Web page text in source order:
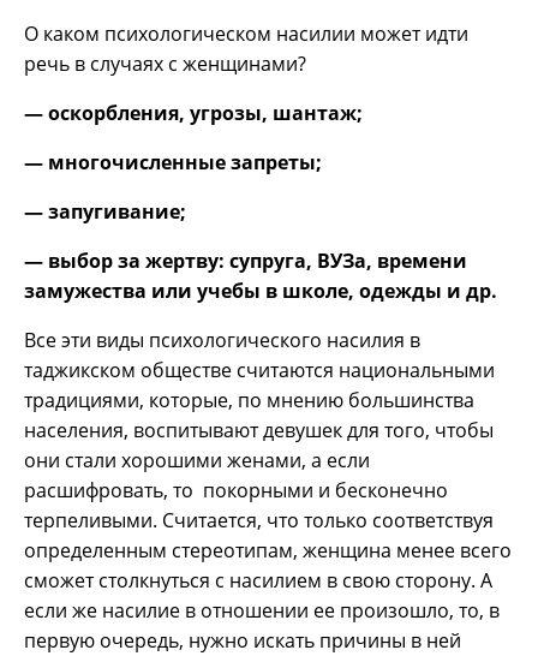
О каком психологическом насилии может идти
речь в случаях с женщинами?
— оскорбления, угрозы, шантаж;
— многочисленные запреты;
— запугивание;
— выбор за жертву: супруга, ВУЗа, времени
замужества или учебы в школе, одежды и др.
Все эти виды психологического насилия в
таджикском обществе считаются национальными
традициями, которые, по мнению большинства
населения, воспитывают девушек для того, чтобы
они стали хорошими женами, а если
расшифровать, то покорными и бесконечно
терпеливыми. Считается, что только соответствуя
определенным стереотипам, женщина менее всего
сможет столкнуться с насилием в свою сторону. А
если же насилие в отношении ее произошло, то, в
первую очередь, нужно искать причины в ней